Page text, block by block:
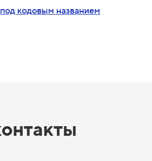
кодовым названием